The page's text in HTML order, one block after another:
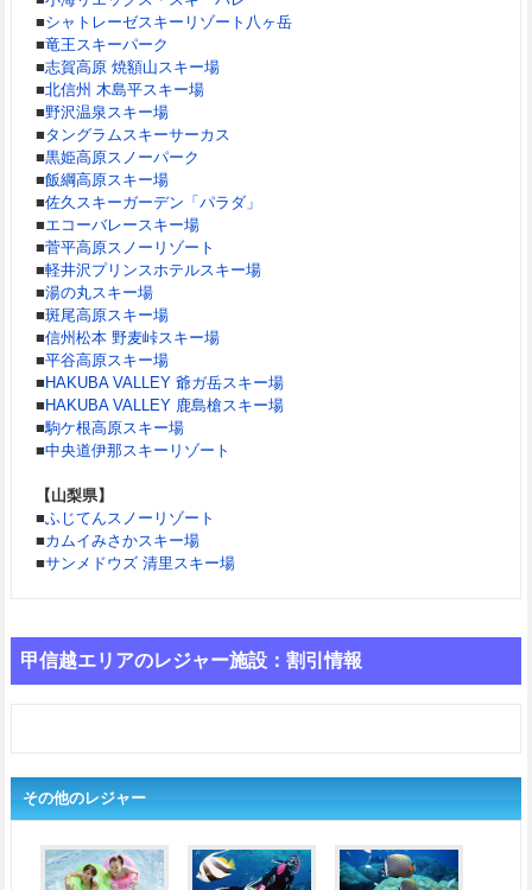
■シャトレーゼスキーリゾート八ヶ岳
■竜王スキーパーク
■志賀高原 焼額山スキー場
■北信州 木島平スキー場
■野沢温泉スキー場
■タングラムスキーサーカス
■黒姫高原スノーパーク
■飯綱高原スキー場
■佐久スキーガーデン「パラダ」
■エコーバレースキー場
■菅平高原スノーリゾート
■軽井沢プリンスホテルスキー場
■湯の丸スキー場
■斑尾高原スキー場
■信州松本 野麦峠スキー場
■平谷高原スキー場
■ HAKUBA VALLEY 爺ガ岳スキー場
■ HAKUBA VALLEY 鹿島槍スキー場
■駒ケ根高原スキー場
■中央道伊那スキーリゾート
【山梨県】
■ふじてんスノーリゾート
■カムイみさかスキー場
■サンメドウズ 清里スキー場
甲信越エリアのレジャー施設：割引情報
その他のレジャー